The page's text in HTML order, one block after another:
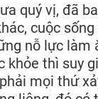
quý vị, đã
cuộc
nỗ lực làm
khỏe thì suy
mọi thứ